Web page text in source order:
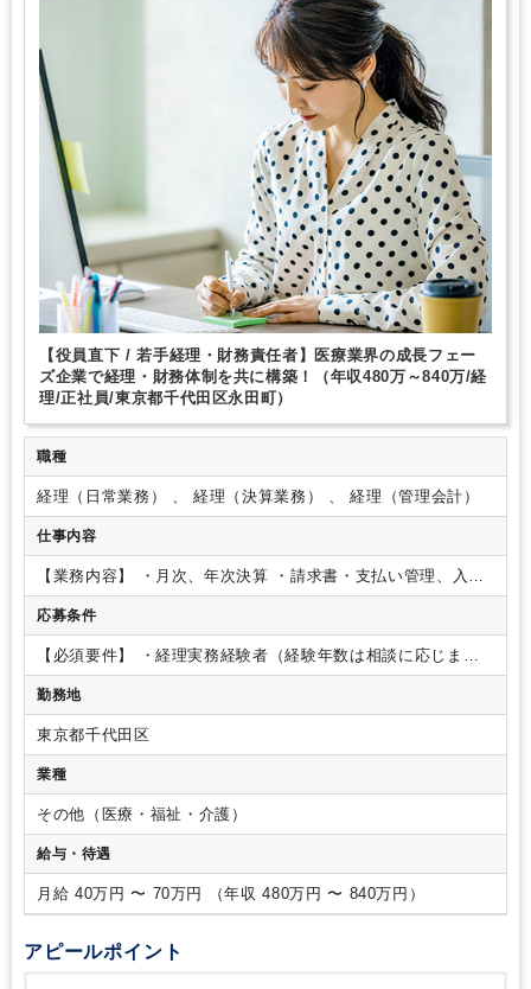
完全週休2日制 年間休日120日以上
総合力（Big４～準大手） 独自サービス 医療に強み
【役員直下 / 若手経理・財務責任者】医療業界の成長フェー
ズ企業で経理・財務体制を共に構築！（年収480万～840万/経
理/正社員/東京都千代田区永田町）
職種
経理（日常業務） 、 経理（決算業務） 、 経理（管理会計）
仕事内容
【業務内容】 ・月次、年次決算 ・請求書・支払い管理、入出
金管理・資金繰り、数値管理・経営陣向けの数値資料作成・
バックオフィス業務の整理、改善
◎・月次決算レベルからOK／実務に加え業務改善にも関われ
る・週4日～・時短勤務可能で柔軟な働き方が叶うポジショ
ン！ 【会社について】一般社団法人再健会は、東京都・神奈
川県・大阪府を中心に、整形外科・小児科等のクリニックを継
承し、新しい経営モデルの一般診療科クリニックを展開するク
リニックグループです。私たちは、全国で増加するクリニック
開設を通じて持続可能な地域医療を再構築することを使命とし
ています。
応募条件
【必須要件】
・経理実務経験者（経験年数は相談に応じま
す。） 【歓迎要件】・業務改善（プロセス改善、マニュアル
作成、システム導入など）の経験
の幅広い経理経験
勤務地
東京都千代田区
業種
その他（医療・福祉・介護）
給与・待遇
月給 40万円 〜 70万円 （年収 480万円 〜 840万円）
アピールポイント